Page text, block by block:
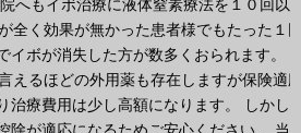
へもイボ治療に液体窒素療法を１０回以
全く効果が無かった患者様でもたった１
イボが消失した方が数多くおられます。
えるほどの外用薬も存在しますが保険適
治療費用は少し高額になります。 しかし